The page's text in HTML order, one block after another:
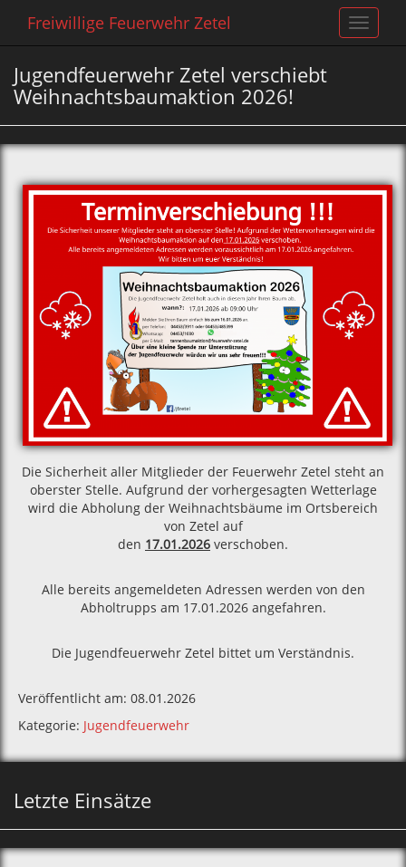
Toggle
Freiwillige Feuerwehr Zetel
Jugendfeuerwehr Zetel verschiebt
Weihnachtsbaumaktion 2026!
Die Sicherheit aller Mitglieder der Feuerwehr Zetel steht an
oberster Stelle. Aufgrund der vorhergesagten Wetterlage
wird die Abholung der Weihnachtsbäume im Ortsbereich
von Zetel auf
den 17.01.2026 verschoben.
Alle bereits angemeldeten Adressen werden von den
Abholtrupps am 17.01.2026 angefahren.
Die Jugendfeuerwehr Zetel bittet um Verständnis.
Veröffentlicht am: 08.01.2026
Kategorie: Jugendfeuerwehr
Letzte Einsätze